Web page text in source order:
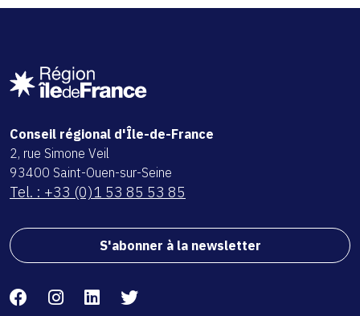
Conseil régional d'Île-de-France
2, rue Simone Veil
93400 Saint-Ouen-sur-Seine
Tel. : +33 (0)1 53 85 53 85
S'abonner à la newsletter
FacebookInstagram
LinkedinTwitter